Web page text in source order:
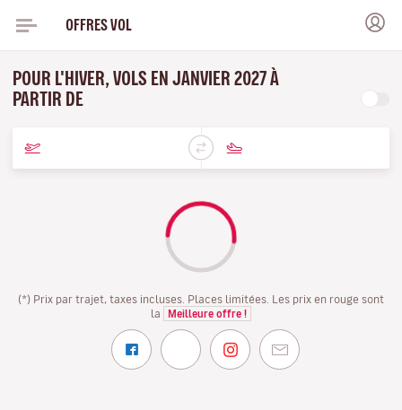
OFFRES VOL
POUR L'HIVER, VOLS EN JANVIER 2027 À
PARTIR DE
(*) Prix par trajet, taxes incluses. Places limitées. Les prix en rouge sont
la
Meilleure offre !